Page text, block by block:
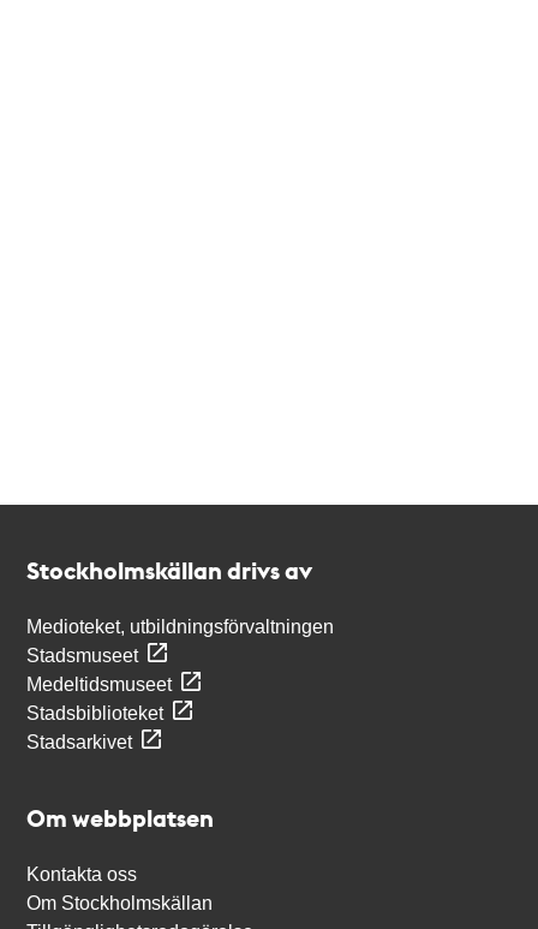
Stockholmskällan drivs av
Medioteket, utbildningsförvaltningen
Stadsmuseet
Medeltidsmuseet
Stadsbiblioteket
Stadsarkivet
Om webbplatsen
Kontakta oss
Om Stockholmskällan